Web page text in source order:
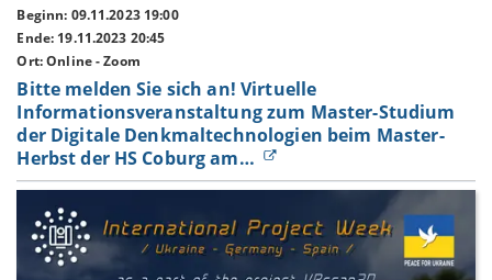
Beginn: 09.11.2023 19:00
Ende: 19.11.2023 20:45
Ort: Online - Zoom
Bitte melden Sie sich an! Virtuelle
Informationsveranstaltung zum Master-Studium
der Digitale Denkmaltechnologien beim Master-
Herbst der HS Coburg am…